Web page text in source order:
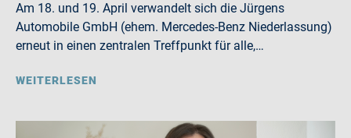
Am 18. und 19. April verwandelt sich die Jürgens
Automobile GmbH (ehem. Mercedes-Benz Niederlassung)
erneut in einen zentralen Treffpunkt für alle,…
WEITERLESEN